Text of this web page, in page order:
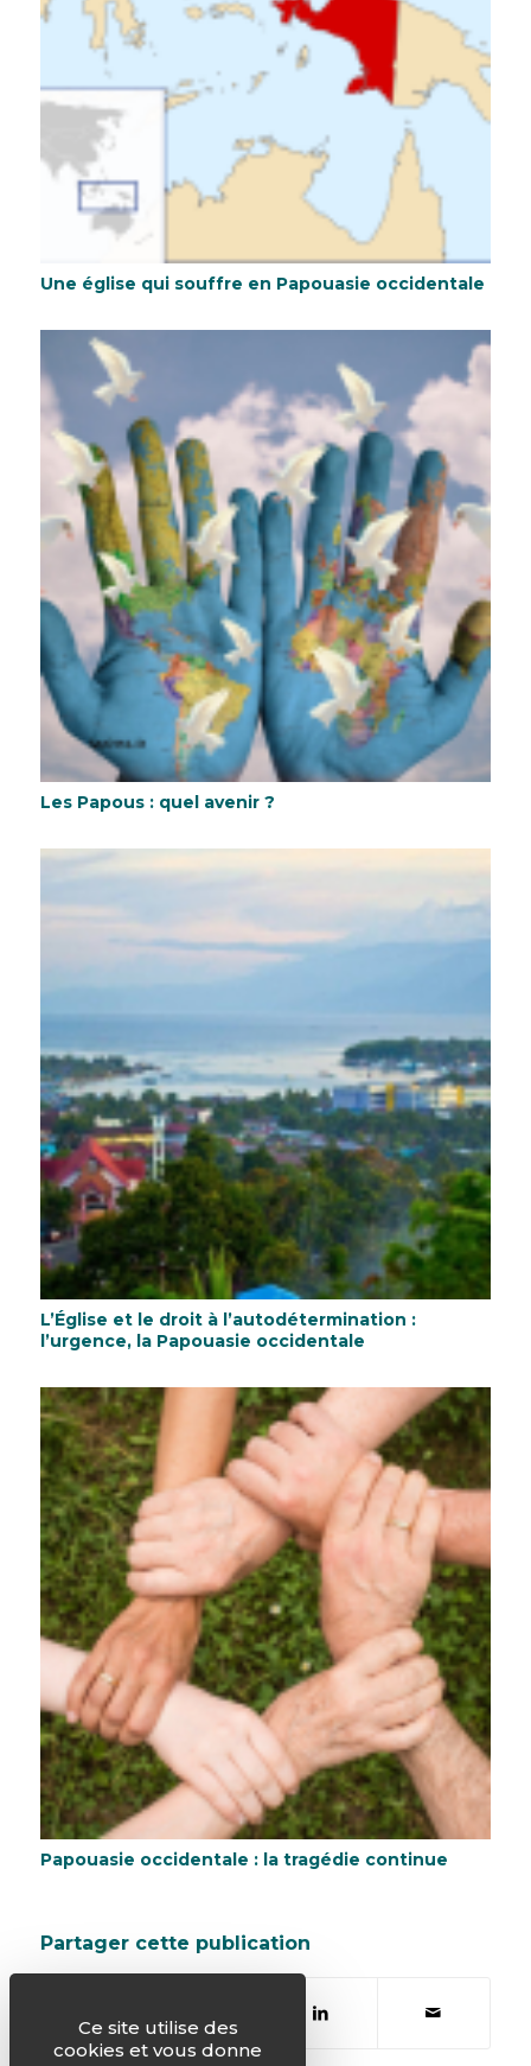
Une église qui souffre en Papouasie occidentale
Les Papous : quel avenir ?
L’Église et le droit à l’autodétermination :
l’urgence, la Papouasie occidentale
Papouasie occidentale : la tragédie continue
Partager cette publication
Ce site utilise des
cookies et vous donne